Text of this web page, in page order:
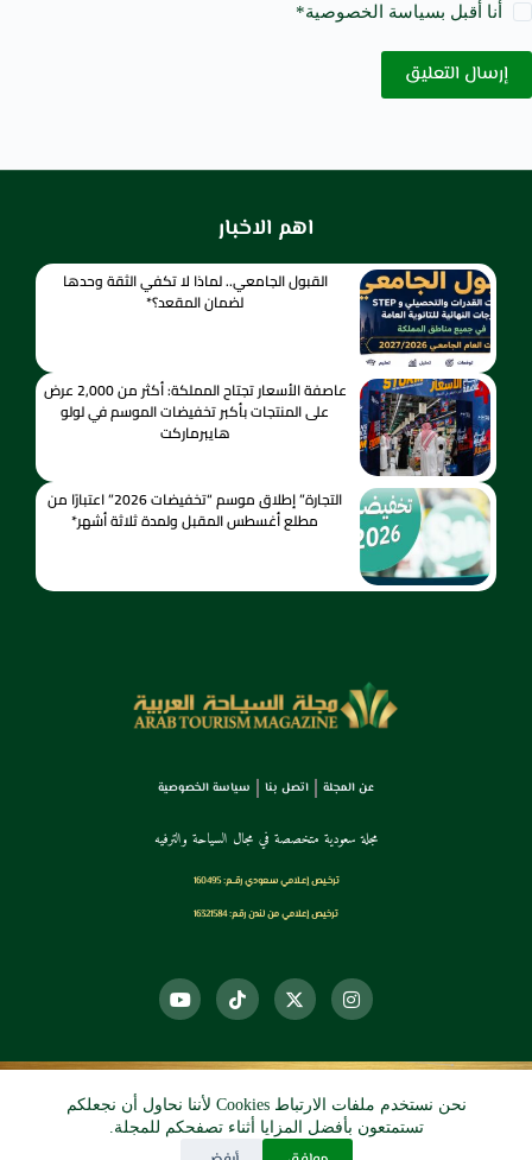
نحن نستخدم ملفات الارتباط Cookies لأننا نحاول أن نجعلكم
تستمتعون بأفضل المزايا أثناء تصفحكم للمجلة.
أنا أقبل بسياسة الخصوصية*
إرسال التعليق
اهم الاخبار
القبول الجامعي.. لماذا لا تكفي الثقة وحدها
لضمان المقعد؟*
عاصفة الأسعار تجتاح المملكة: أكثر من 2,000 عرض
على المنتجات بأكبر تخفيضات الموسم في لولو
هايبرماركت
التجارة” إطلاق موسم “تخفيضات 2026” اعتبارًا من
مطلع أغسطس المقبل ولمدة ثلاثة أشهر*
عن المجلة اتصل بنا سياسة الخصوصية
مجلة سعودية متخصصة في مجال السياحة والترفيه
ترخـيص إعـلامي سـعودي رقــم: 160495
ترخيص إعلامي من لندن رقم: 16321584
© 2026 دي آرو الرقمي